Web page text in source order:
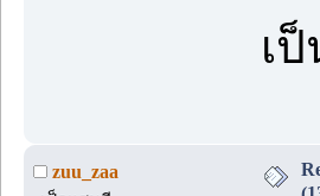
เ
zuu_zaa